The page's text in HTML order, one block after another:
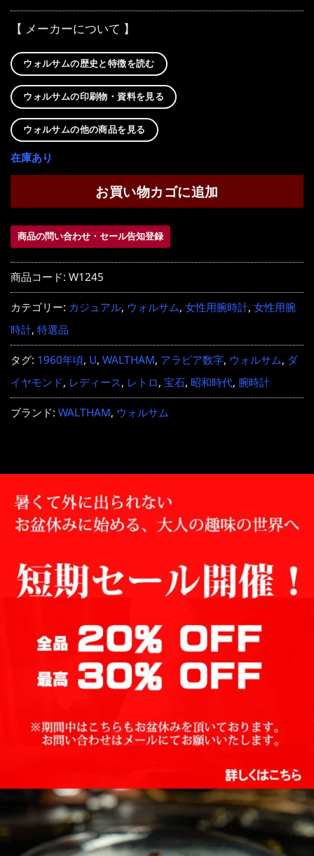
【 メーカーについて 】
ウォルサムの歴史と特徴を読む
ウォルサムの印刷物・資料を見る
ウォルサムの他の商品を見る
在庫あり
お買い物カゴに追加
商品の問い合わせ・セール告知登録
商品コード: W1245
カテゴリー: カジュアル, ウォルサム, 女性用腕時計, 女性用腕
時計, 特選品
タグ: 1960年頃, U, WALTHAM, アラビア数字, ウォルサム, ダ
イヤモンド, レディース, レトロ, 宝石, 昭和時代, 腕時計
ブランド: WALTHAM, ウォルサム